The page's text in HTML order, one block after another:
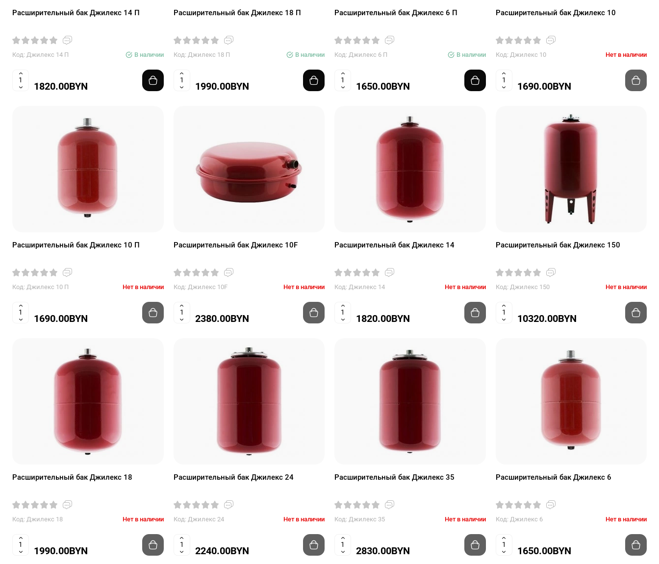
Расширительный бак Джилекс 14 П
Код: Джилекс 14 П В наличии
1820.00BYN
Расширительный бак Джилекс 18 П
Код: Джилекс 18 П В наличии
1990.00BYN
Расширительный бак Джилекс 6 П
Код: Джилекс 6 П В наличии
1650.00BYN
Расширительный бак Джилекс 10
Код: Джилекс 10 Нет в наличии
1690.00BYN
Расширительный бак Джилекс 10 П
Код: Джилекс 10 П Нет в наличии
1690.00BYN
Расширительный бак Джилекс 10F
Код: Джилекс 10F Нет в наличии
2380.00BYN
Расширительный бак Джилекс 14
Код: Джилекс 14 Нет в наличии
1820.00BYN
Расширительный бак Джилекс 150
Код: Джилекс 150 Нет в наличии
10320.00BYN
Расширительный бак Джилекс 18
Код: Джилекс 18 Нет в наличии
1990.00BYN
Расширительный бак Джилекс 24
Код: Джилекс 24 Нет в наличии
2240.00BYN
Расширительный бак Джилекс 35
Код: Джилекс 35 Нет в наличии
2830.00BYN
Расширительный бак Джилекс 6
Код: Джилекс 6 Нет в наличии
1650.00BYN